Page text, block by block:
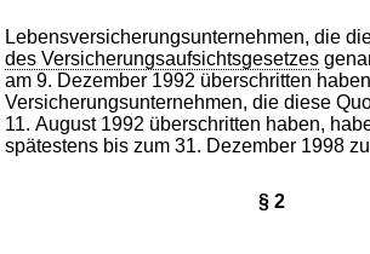
Lebensversicherungsunternehmen, die
des Versicherungsaufsichtsgesetzes
am 9. Dezember 1992 überschritten
Versicherungsunternehmen, die diese
11. August 1992 überschritten haben,
spätestens bis zum 31. Dezember 1998
§ 2